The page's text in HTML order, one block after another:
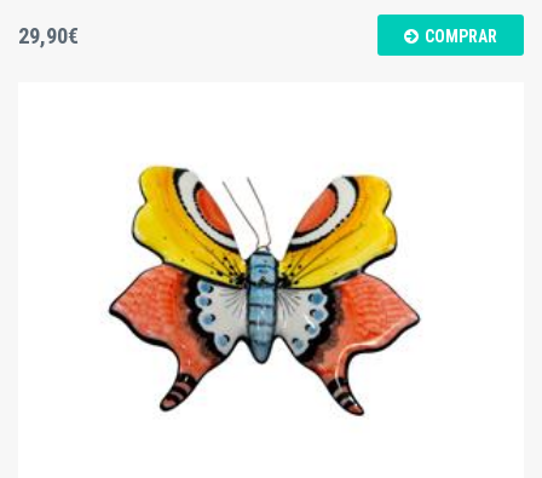
Borboleta Colorida - Pintura Manual
29,90€ COMPRAR